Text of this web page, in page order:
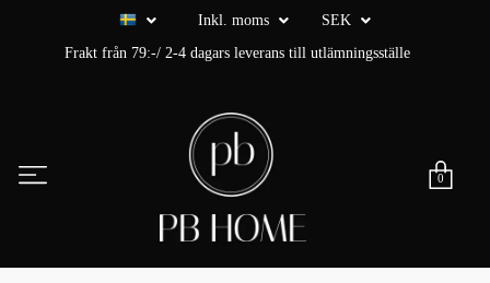
Inkl. moms
SEK
Frakt från 79:-/ 2-4 dagars leverans till utlämningsställe
0